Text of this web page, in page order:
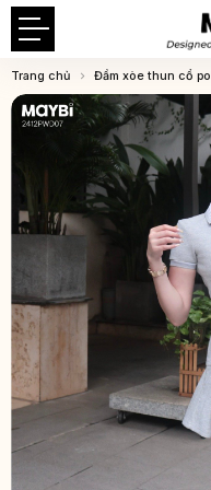
Trang chủ Đầm xòe thun cổ